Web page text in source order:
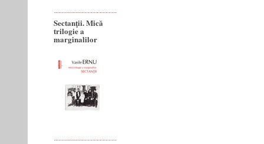
Sectanţii. Mică
trilogie a
marginalilor